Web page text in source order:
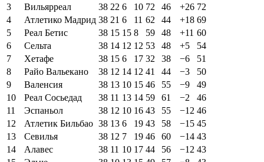
3
Вильярреал 38 22 6 10 72 46 +26 72
4
Атлетико Мадрид 38 21 6 11 62 44 +18 69
5
Реал Бетис 38 15 15 8 59 48 +11 60
6
Сельта 38 14 12 12 53 48 +5
54
7
Хетафе 38 15 6 17 32 38 −6
51
8
Райо Вальекано 38 12 14 12 41 44 −3
50
9
Валенсия 38 13 10 15 46 55 −9
49
10
Реал Сосьедад 38 11 13 14 59 61 −2
46
11
Эспаньол 38 12 10 16 43 55 −12 46
12
Атлетик Бильбао 38 13 6 19 43 58 −15 45
13
Севилья 38 12 7 19 46 60 −14 43
14
Алавес 38 11 10 17 44 56 −12 43